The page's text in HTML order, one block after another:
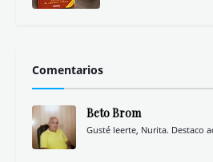
Comentarios
Beto Brom
Gusté leerte, Nurita. Destaco